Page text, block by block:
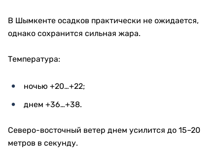
В Шымкенте осадков практически не ожидается,
однако сохранится сильная жара.
Температура:
ночью +20…+22;
днем +36…+38.
Северо-восточный ветер днем усилится до 15–20
метров в секунду.